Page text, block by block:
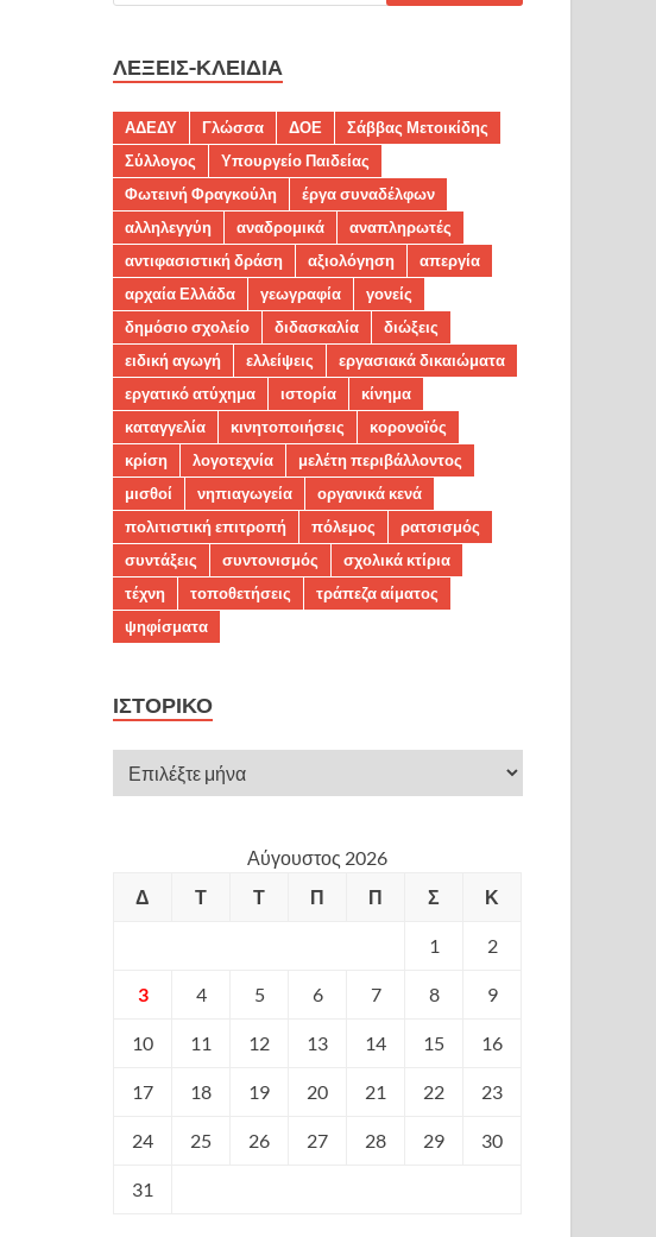
ΛΈΞΕΙΣ-ΚΛΕΙΔΙΆ
ΑΔΕΔΥ Γλώσσα ΔΟΕ
Σάββας Μετοικίδης
Σύλλογος
Υπουργείο Παιδείας
Φωτεινή Φραγκούλη
έργα συναδέλφων
αλληλεγγύη
αναδρομικά
αναπληρωτές
αντιφασιστική δράση
αξιολόγηση
απεργία
αρχαία Ελλάδα
γεωγραφία
γονείς
δημόσιο σχολείο
διδασκαλία
διώξεις
ειδική αγωγή
ελλείψεις
εργασιακά δικαιώματα
εργατικό ατύχημα
ιστορία
κίνημα
καταγγελία
κινητοποιήσεις
κορονοϊός
κρίση
λογοτεχνία
μελέτη περιβάλλοντος
μισθοί
νηπιαγωγεία
οργανικά κενά
πολιτιστική επιτροπή
πόλεμος
ρατσισμός
συντάξεις
συντονισμός
σχολικά κτίρια
τέχνη
τοποθετήσεις
τράπεζα αίματος
ψηφίσματα
ΙΣΤΟΡΙΚΌ
Αύγουστος 2026
Δ
Τ Τ Π Π Σ Κ
1 2
3 4 5 6 7 8 9
10 11 12 13 14 15 16
17 18 19 20 21 22 23
24 25 26 27 28 29 30
31